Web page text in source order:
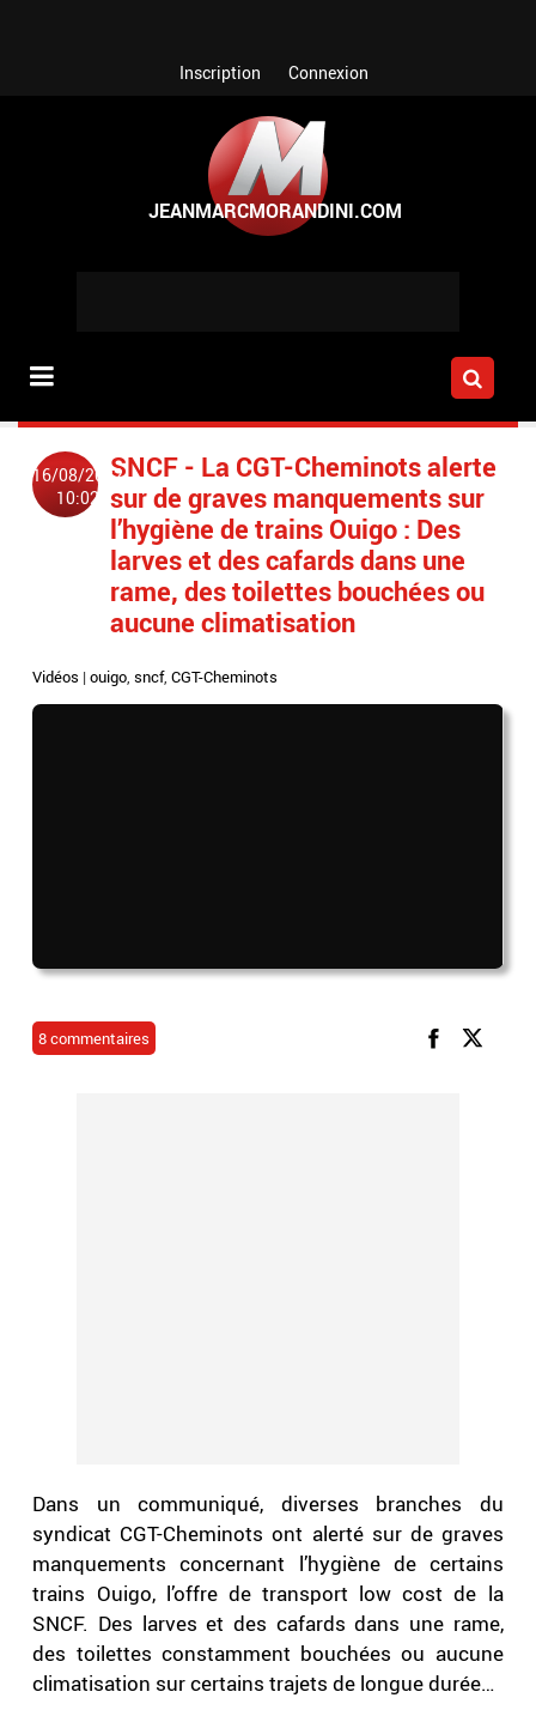
Inscription Connexion
16/08/2022
10:02
SNCF - La CGT-Cheminots alerte
sur de graves manquements sur
l’hygiène de trains Ouigo : Des
larves et des cafards dans une
rame, des toilettes bouchées ou
aucune climatisation
Vidéos |ouigo,sncf,CGT-Cheminots
8 commentaires
Dans un communiqué, diverses branches du
syndicat CGT-Cheminots ont alerté sur de graves
manquements concernant l’hygiène de certains
trains Ouigo, l’offre de transport low cost de la
SNCF. Des larves et des cafards dans une rame,
des toilettes constamment bouchées ou aucune
climatisation sur certains trajets de longue durée…